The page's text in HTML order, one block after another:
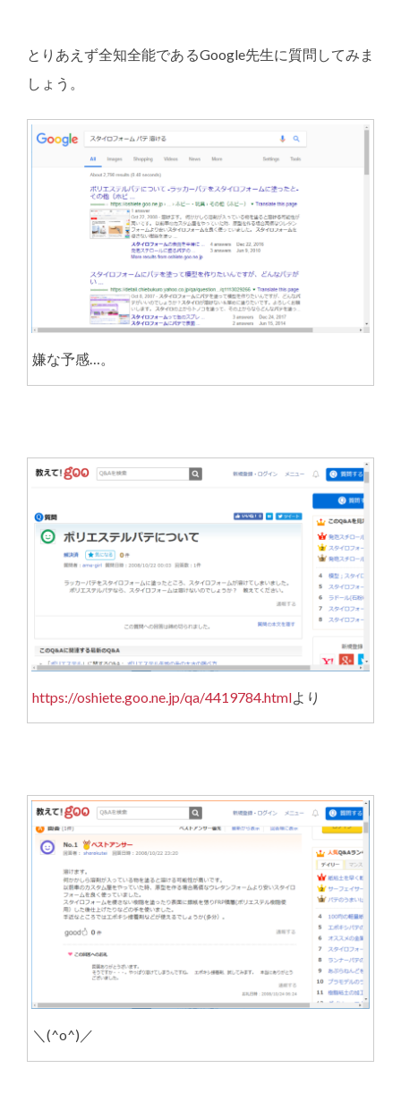
とりあえず全知全能であるGoogle先生に質問してみま
しょう。
嫌な予感…。
https://oshiete.goo.ne.jp/qa/4419784.htmlより
＼(^o^)／